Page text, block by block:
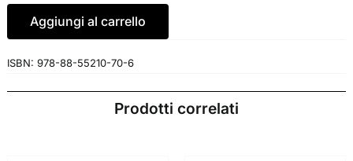
€25.00.
€23.75.
Aggiungi al carrello
ISBN: 978-88-55210-70-6
Prodotti correlati